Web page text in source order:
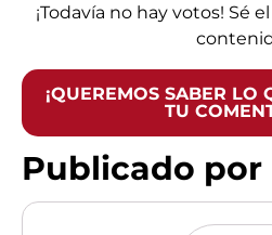
¡Todavía no hay votos! Sé
¡QUEREMOS SABER LO
TU
Publicado por